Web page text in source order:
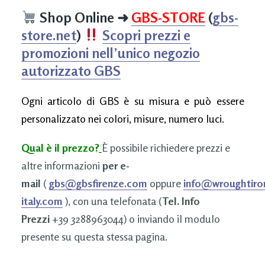
Shop Online ➜ GBS-STORE (gbs-
store.net)
Scopri prezzi e
promozioni nell’unico negozio
autorizzato GBS
Ogni articolo di GBS è su misura e può essere
personalizzato nei colori, misure, numero luci.
Qual è il prezzo? È possibile richiedere prezzi e
altre informazioni per e-
mail ( gbs@gbsfirenze.com oppure
italy.com ), con una telefonata (Tel. Info
Prezzi+39 3288963044) o inviando il modulo
presente su questa stessa pagina.